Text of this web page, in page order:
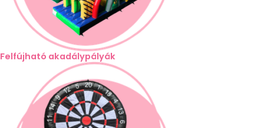
Felfújható akadálypályák